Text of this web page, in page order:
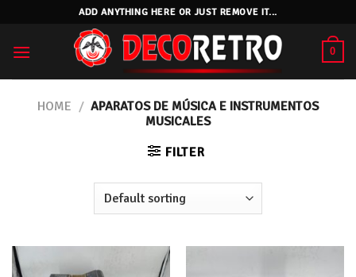
content
ADD ANYTHING HERE OR JUST REMOVE IT...
0
HOME / APARATOS DE MÚSICA E INSTRUMENTOS
MUSICALES
FILTER